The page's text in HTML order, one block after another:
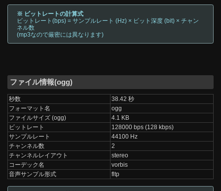
※ ビットレートの計算式
ビットレート(bps) = サンプルレート (Hz) × ビット深度 (bit) × チャン
ネル数
(mp3なので厳密には異なります)
ファイル情報(ogg)
秒数
38.42 秒
フォーマット名
ogg
ファイルサイズ (ogg)
4.1 KB
ビットレート
128000 bps (128 kbps)
サンプルレート
44100 Hz
チャンネル数
2
チャンネルレイアウト
stereo
コーデック名
vorbis
音声サンプル形式
fltp